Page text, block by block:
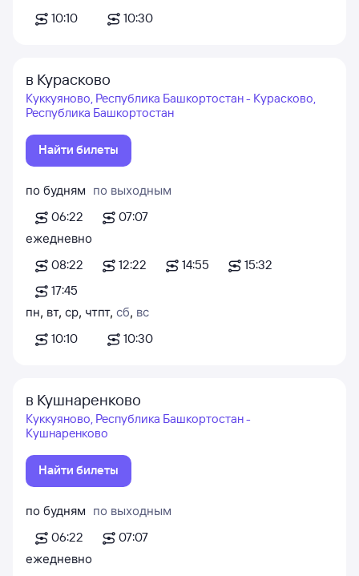
10:10
10:30
в Курасково
Куккуяново, Республика Башкортостан - Курасково,
Республика Башкортостан
Найти билеты
по будням
06:22
по выходным
07:07
ежедневно
08:22
12:22 14:55
15:32
17:45
пн, вт, ср, чт
10:10
пт, сб, вс
10:30
в Кушнаренково
Куккуяново, Республика Башкортостан -
Кушнаренково
Найти билеты
по будням
06:22
по выходным
07:07
ежедневно